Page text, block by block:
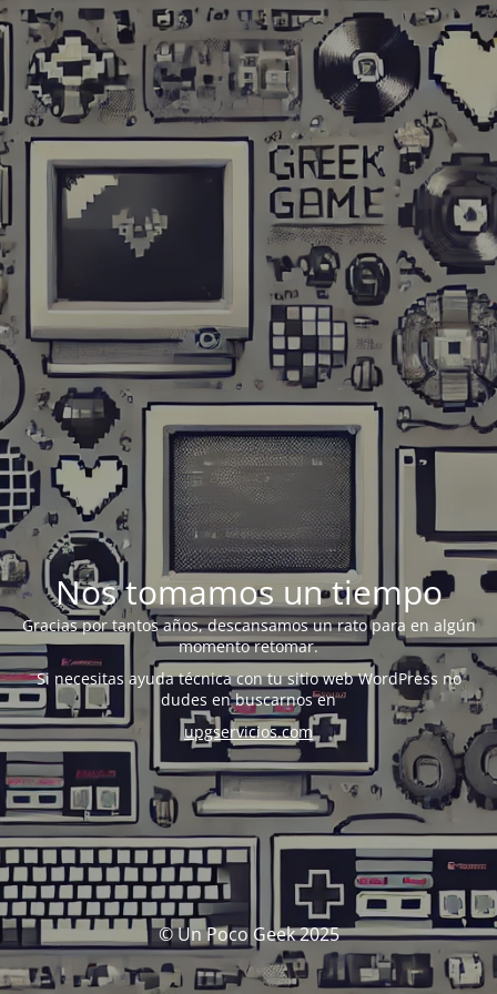
Nos tomamos un tiempo
Gracias por tantos años, descansamos un rato para en algún
momento retomar.
Si necesitas ayuda técnica con tu sitio web WordPress no
dudes en buscarnos en
upgservicios.com
© Un Poco Geek 2025